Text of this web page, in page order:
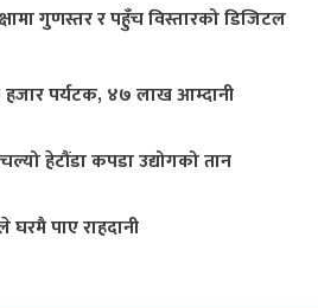
गुणस्तर र पहुँच विस्तारको डिजिटल
हजार पर्यटक, ४७ लाख आम्दानी
हेटौंडा कपडा उद्योगको तान
पाए राहदानी